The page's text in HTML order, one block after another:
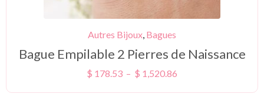
Autres Bijoux, Bagues
Bague Empilable 2 Pierres de Naissance
$ 178.53 – $ 1,520.86